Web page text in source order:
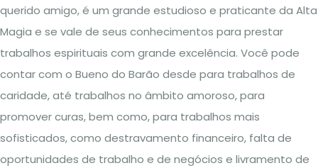
querido amigo, é um grande estudioso e praticante da Alta
Magia e se vale de seus conhecimentos para prestar
trabalhos espirituais com grande excelência. Você pode
contar com o Bueno do Barão desde para trabalhos de
caridade, até trabalhos no âmbito amoroso, para
promover curas, bem como, para trabalhos mais
sofisticados, como destravamento financeiro, falta de
oportunidades de trabalho e de negócios e livramento de